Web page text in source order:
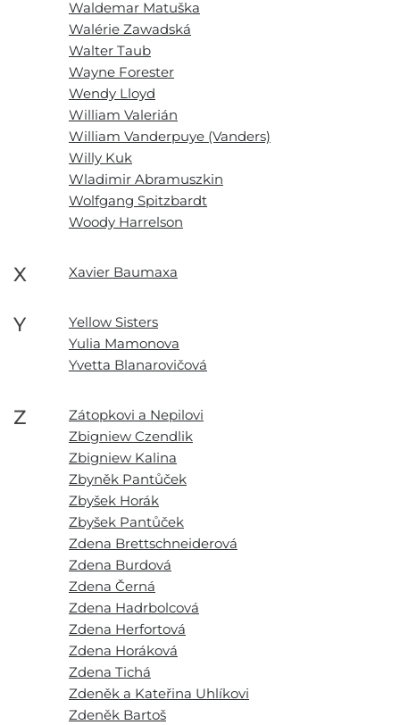
Waldemar Matuška
Walérie Zawadská
Walter Taub
Wayne Forester
Wendy Lloyd
William Valerián
William Vanderpuye (Vanders)
Willy Kuk
Wladimir Abramuszkin
Wolfgang Spitzbardt
Woody Harrelson
X Xavier Baumaxa
Y
Yellow Sisters
Yulia Mamonova
Yvetta Blanarovičová
Z
Zátopkovi a Nepilovi
Zbigniew Czendlik
Zbigniew Kalina
Zbyněk Pantůček
Zbyšek Horák
Zbyšek Pantůček
Zdena Brettschneiderová
Zdena Burdová
Zdena Černá
Zdena Hadrbolcová
Zdena Herfortová
Zdena Horáková
Zdena Tichá
Zdeněk a Kateřina Uhlíkovi
Zdeněk Bartoš